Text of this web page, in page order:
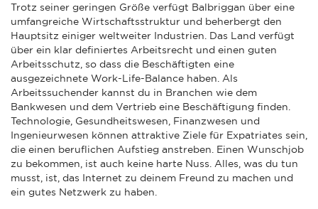
Trotz seiner geringen Größe verfügt Balbriggan über eine
umfangreiche Wirtschaftsstruktur und beherbergt den
Hauptsitz einiger weltweiter Industrien. Das Land verfügt
über ein klar definiertes Arbeitsrecht und einen guten
Arbeitsschutz, so dass die Beschäftigten eine
ausgezeichnete Work-Life-Balance haben. Als
Arbeitssuchender kannst du in Branchen wie dem
Bankwesen und dem Vertrieb eine Beschäftigung finden.
Technologie, Gesundheitswesen, Finanzwesen und
Ingenieurwesen können attraktive Ziele für Expatriates sein,
die einen beruflichen Aufstieg anstreben. Einen Wunschjob
zu bekommen, ist auch keine harte Nuss. Alles, was du tun
musst, ist, das Internet zu deinem Freund zu machen und
ein gutes Netzwerk zu haben.